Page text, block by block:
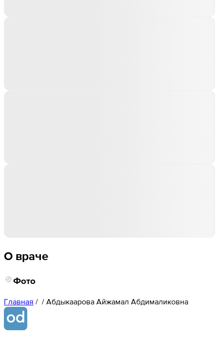
О враче
Фото
Главная / / Абдыкаарова Айжамал Абдималиковна